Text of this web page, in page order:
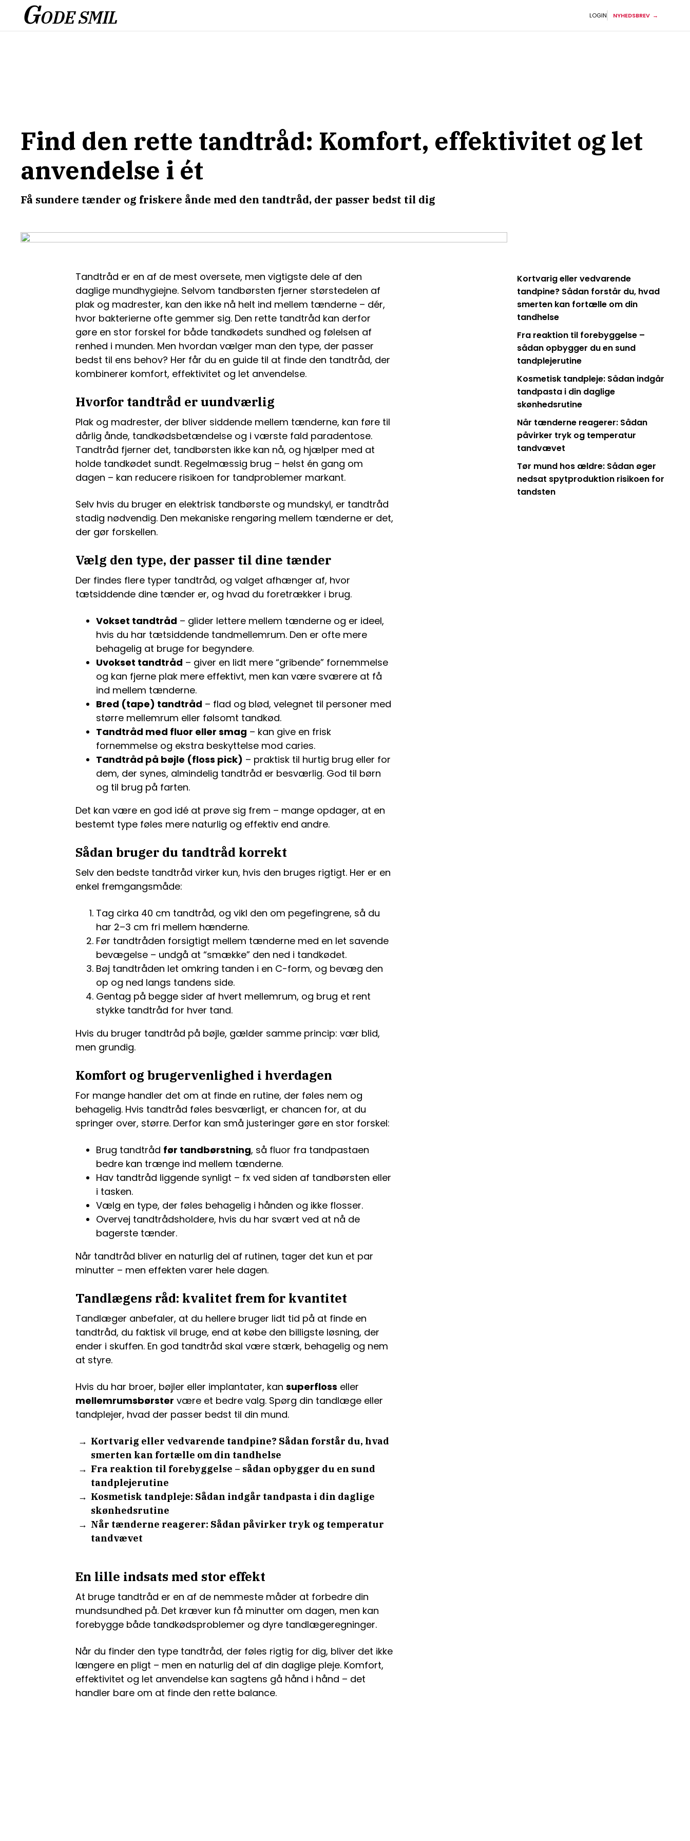
GODE SMIL LOGIN NYHEDSBREV
Find den rette tandtråd: Komfort, effektivitet og let
anvendelse i ét
Få sundere tænder og friskere ånde med den tandtråd, der passer bedst til dig
Tandtråd er en af de mest oversete, men vigtigste dele af den
daglige mundhygiejne. Selvom tandbørsten fjerner størstedelen af
plak og madrester, kan den ikke nå helt ind mellem tænderne – dér,
hvor bakterierne ofte gemmer sig. Den rette tandtråd kan derfor
gøre en stor forskel for både tandkødets sundhed og følelsen af
renhed i munden. Men hvordan vælger man den type, der passer
bedst til ens behov? Her får du en guide til at finde den tandtråd, der
kombinerer komfort, effektivitet og let anvendelse.
Hvorfor tandtråd er uundværlig
Plak og madrester, der bliver siddende mellem tænderne, kan føre til
dårlig ånde, tandkødsbetændelse og i værste fald paradentose.
Tandtråd fjerner det, tandbørsten ikke kan nå, og hjælper med at
holde tandkødet sundt. Regelmæssig brug – helst én gang om
dagen – kan reducere risikoen for tandproblemer markant.
Selv hvis du bruger en elektrisk tandbørste og mundskyl, er tandtråd
stadig nødvendig. Den mekaniske rengøring mellem tænderne er det,
der gør forskellen.
Vælg den type, der passer til dine tænder
Der findes flere typer tandtråd, og valget afhænger af, hvor
tætsiddende dine tænder er, og hvad du foretrækker i brug.
Vokset tandtråd – glider lettere mellem tænderne og er ideel,
hvis du har tætsiddende tandmellemrum. Den er ofte mere
behagelig at bruge for begyndere.
Uvokset tandtråd – giver en lidt mere “gribende” fornemmelse
og kan fjerne plak mere effektivt, men kan være sværere at få
ind mellem tænderne.
Bred (tape) tandtråd – flad og blød, velegnet til personer med
større mellemrum eller følsomt tandkød.
Tandtråd med fluor eller smag – kan give en frisk
fornemmelse og ekstra beskyttelse mod caries.
Tandtråd på bøjle (floss pick) – praktisk til hurtig brug eller for
dem, der synes, almindelig tandtråd er besværlig. God til børn
og til brug på farten.
Det kan være en god idé at prøve sig frem – mange opdager, at en
bestemt type føles mere naturlig og effektiv end andre.
Sådan bruger du tandtråd korrekt
Selv den bedste tandtråd virker kun, hvis den bruges rigtigt. Her er en
enkel fremgangsmåde:
Tag cirka 40 cm tandtråd, og vikl den om pegefingrene, så du
har 2–3 cm fri mellem hænderne.
Før tandtråden forsigtigt mellem tænderne med en let savende
bevægelse – undgå at “smække” den ned i tandkødet.
Bøj tandtråden let omkring tanden i en C-form, og bevæg den
op og ned langs tandens side.
Gentag på begge sider af hvert mellemrum, og brug et rent
stykke tandtråd for hver tand.
Hvis du bruger tandtråd på bøjle, gælder samme princip: vær blid,
men grundig.
Komfort og brugervenlighed i hverdagen
For mange handler det om at finde en rutine, der føles nem og
behagelig. Hvis tandtråd føles besværligt, er chancen for, at du
springer over, større. Derfor kan små justeringer gøre en stor forskel:
Brug tandtråd før tandbørstning, så fluor fra tandpastaen
bedre kan trænge ind mellem tænderne.
Hav tandtråd liggende synligt – fx ved siden af tandbørsten eller
i tasken.
Vælg en type, der føles behagelig i hånden og ikke flosser.
Overvej tandtrådsholdere, hvis du har svært ved at nå de
bagerste tænder.
Når tandtråd bliver en naturlig del af rutinen, tager det kun et par
minutter – men effekten varer hele dagen.
Tandlægens råd: kvalitet frem for kvantitet
Tandlæger anbefaler, at du hellere bruger lidt tid på at finde en
tandtråd, du faktisk vil bruge, end at købe den billigste løsning, der
ender i skuffen. En god tandtråd skal være stærk, behagelig og nem
at styre.
Hvis du har broer, bøjler eller implantater, kansuperfloss eller
mellemrumsbørster være et bedre valg. Spørg din tandlæge eller
tandplejer, hvad der passer bedst til din mund.
Kortvarig eller vedvarende tandpine? Sådan forstår du, hvad
smerten kan fortælle om din tandhelse
Fra reaktion til forebyggelse – sådan opbygger du en sund
tandplejerutine
Kosmetisk tandpleje: Sådan indgår tandpasta i din daglige
skønhedsrutine
Når tænderne reagerer: Sådan påvirker tryk og temperatur
tandvævet
En lille indsats med stor effekt
At bruge tandtråd er en af de nemmeste måder at forbedre din
mundsundhed på. Det kræver kun få minutter om dagen, men kan
forebygge både tandkødsproblemer og dyre tandlægeregninger.
Når du finder den type tandtråd, der føles rigtig for dig, bliver det ikke
længere en pligt – men en naturlig del af din daglige pleje. Komfort,
effektivitet og let anvendelse kan sagtens gå hånd i hånd – det
handler bare om at finde den rette balance.
Kortvarig eller vedvarende
tandpine? Sådan forstår du, hvad
smerten kan fortælle om din
tandhelse
Fra reaktion til forebyggelse –
sådan opbygger du en sund
tandplejerutine
Kosmetisk tandpleje: Sådan indgår
tandpasta i din daglige
skønhedsrutine
Når tænderne reagerer: Sådan
påvirker tryk og temperatur
tandvævet
Tør mund hos ældre: Sådan øger
nedsat spytproduktion risikoen for
tandsten